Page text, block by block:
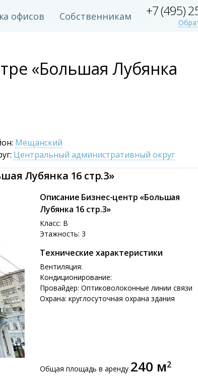
офисов Собственникам +7 (495)
«Большая Лубянка
Мещанский
Центральный административный округ
Лубянка 16 стр.3»
Описание Бизнес-центр «Большая
Лубянка 16 стр.3»
Класс: B
Этажность: 3
Технические характеристики
Вентиляция:
Кондиционирование:
Провайдер: Оптиковолоконные линии связи
Охрана: круглосуточная охрана здания
Общая площадь в аренду 240 м2